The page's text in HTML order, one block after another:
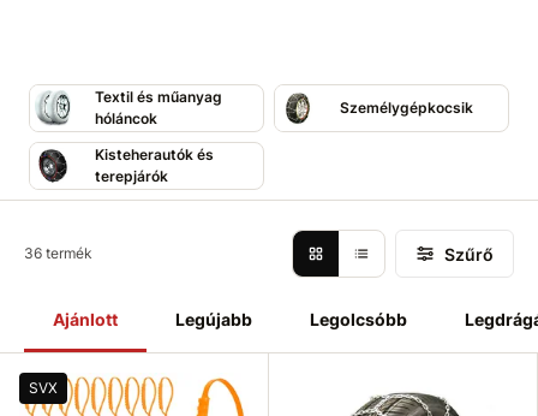
Textil és műanyag
hóláncok
Személygépkocsik
Kisteherautók és
terepjárók
Ajánlott Legújabb Legolcsóbb
36 termék Szűrő
SVX